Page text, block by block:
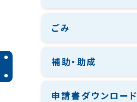
ごみ
補助・助成
申請書ダウンロード